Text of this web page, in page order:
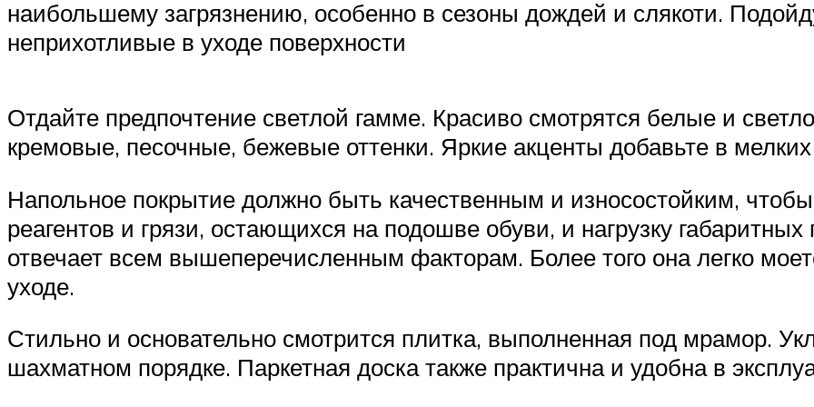
наибольшему загрязнению, особенно в сезоны дождей и слякоти.
неприхотливые в уходе поверхности
Отдайте предпочтение светлой гамме. Красиво смотрятся белые и
кремовые, песочные, бежевые оттенки. Яркие акценты добавьте в
Напольное покрытие должно быть качественным и износостойким,
реагентов и грязи, остающихся на подошве обуви, и нагрузку
отвечает всем вышеперечисленным факторам. Более того она легко
уходе.
Стильно и основательно смотрится плитка, выполненная под мрамор.
шахматном порядке. Паркетная доска также практична и удобна в